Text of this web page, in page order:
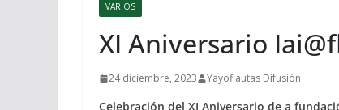
VARIOS
XI Aniversario
24 diciembre, 2023 Yayoflautas Difusión
Celebración del XI Aniversario de a